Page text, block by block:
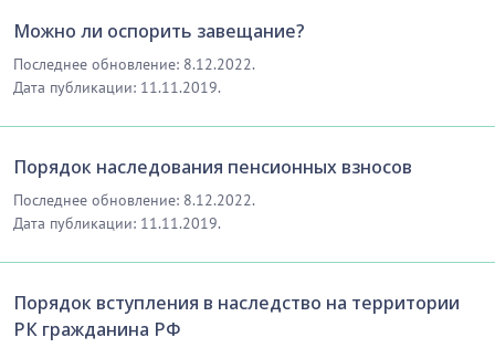
Можно ли оспорить завещание?
Последнее обновление: 8.12.2022.
Дата публикации: 11.11.2019.
Порядок наследования пенсионных взносов
Последнее обновление: 8.12.2022.
Дата публикации: 11.11.2019.
Порядок вступления в наследство на территории
РК гражданина РФ